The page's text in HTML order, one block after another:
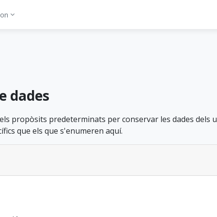
dades
propòsits predeterminats per conservar les dades dels
que els que s'enumeren aquí.